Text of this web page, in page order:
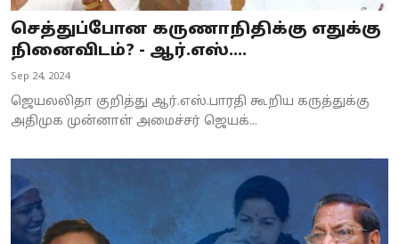
செத்துப்போன கருணாநிதிக்கு எதுக்கு
நினைவிடம்? - ஆர்.எஸ்....
Sep 24, 2024
ஜெயலலிதா குறித்து ஆர்.எஸ்.பாரதி கூறிய கருத்துக்கு
அதிமுக முன்னாள் அமைச்சர் ஜெயக்...